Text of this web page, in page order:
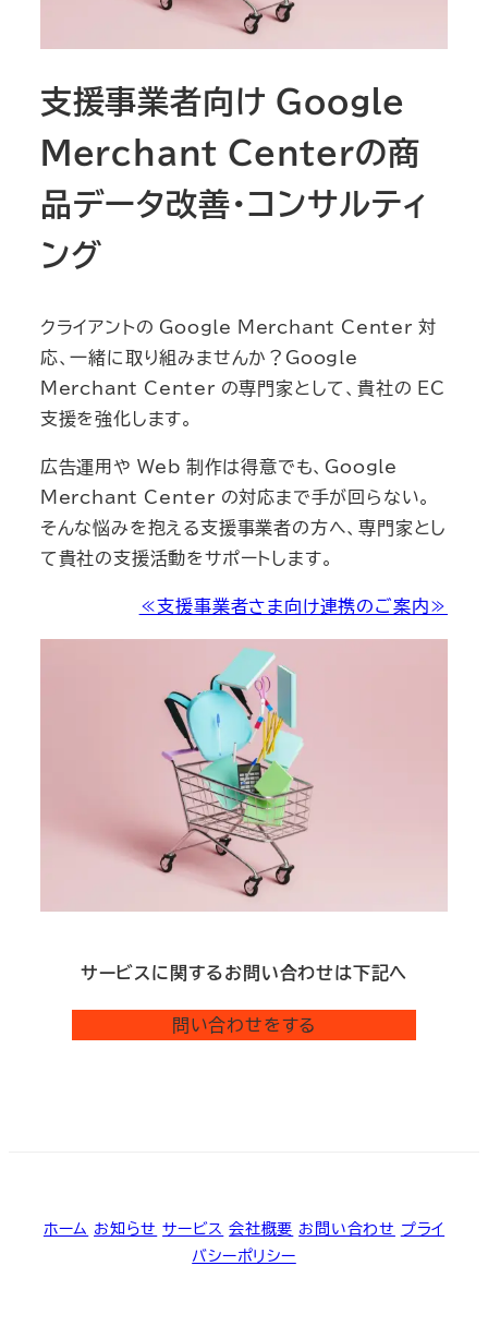
支援事業者向け Google
Merchant Centerの商
品データ改善・コンサルティ
ング
クライアントの Google Merchant Center 対
応、一緒に取り組みませんか？Google
Merchant Center の専門家として、貴社の EC
支援を強化します。
広告運用や Web 制作は得意でも、Google
Merchant Center の対応まで手が回らない。
そんな悩みを抱える支援事業者の方へ、専門家とし
て貴社の支援活動をサポートします。
≪支援事業者さま向け連携のご案内≫
サービスに関するお問い合わせは下記へ
問い合わせをする
ホーム お知らせ サービス 会社概要 お問い合わせ プライ
バシーポリシー